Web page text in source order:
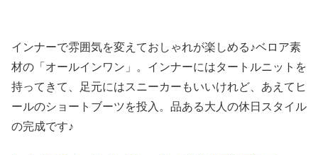
インナーで雰囲気を変えておしゃれが楽しめる♪ベロア素
材の「オールインワン」。インナーにはタートルニットを
持ってきて、足元にはスニーカーもいいけれど、あえてヒ
ールのショートブーツを投入。品ある大人の休日スタイル
の完成です♪